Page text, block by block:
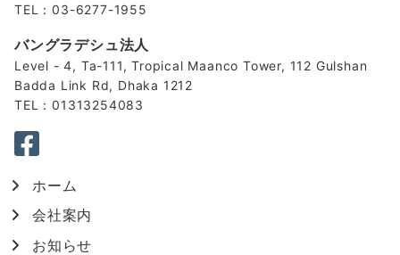
TEL：03-6277-1955
バングラデシュ法人
Level - 4, Ta-111, Tropical Maanco Tower, 112 Gulshan
Badda Link Rd, Dhaka 1212
TEL：01313254083
ホーム
会社案内
お知らせ